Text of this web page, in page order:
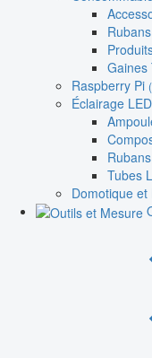
Gaines
Raspberry Pi
Éclairage LED
Tubes
Domotique